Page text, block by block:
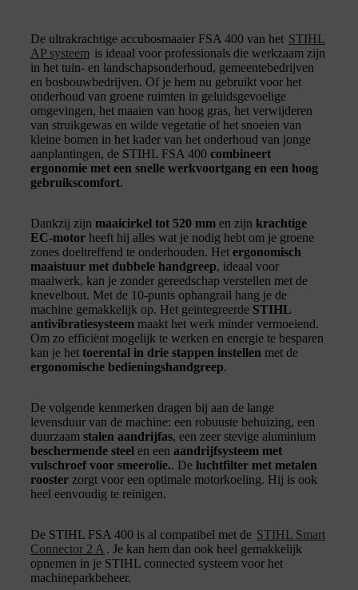
De ultrakrachtige accubosmaaier FSA 400 van het STIHL
AP systeem is ideaal voor professionals die werkzaam zijn
in het tuin- en landschapsonderhoud, gemeentebedrijven
en bosbouwbedrijven. Of je hem nu gebruikt voor het
onderhoud van groene ruimten in geluidsgevoelige
omgevingen, het maaien van hoog gras, het verwijderen
van struikgewas en wilde vegetatie of het snoeien van
kleine bomen in het kader van het onderhoud van jonge
aanplantingen, de STIHL FSA 400 combineert
ergonomie met een snelle werkvoortgang en een hoog
gebruikscomfort.
Dankzij zijn maaicirkel tot 520 mm en zijn krachtige
EC-motor heeft hij alles wat je nodig hebt om je groene
zones doeltreffend te onderhouden. Het ergonomisch
maaistuur met dubbele handgreep, ideaal voor
maaiwerk, kan je zonder gereedschap verstellen met de
knevelbout. Met de 10-punts ophangrail hang je de
machine gemakkelijk op. Het geïntegreerde STIHL
antivibratiesysteem maakt het werk minder vermoeiend.
Om zo efficiënt mogelijk te werken en energie te besparen
kan je het toerental in drie stappen instellen met de
ergonomische bedieningshandgreep.
De volgende kenmerken dragen bij aan de lange
levensduur van de machine: een robuuste behuizing, een
duurzaam stalen aandrijfas, een zeer stevige aluminium
beschermende steel en een aandrijfsysteem met
vulschroef voor smeerolie.. De luchtfilter met metalen
rooster zorgt voor een optimale motorkoeling. Hij is ook
heel eenvoudig te reinigen.
De STIHL FSA 400 is al compatibel met de STIHL Smart
Connector 2 A . Je kan hem dan ook heel gemakkelijk
opnemen in je STIHL connected systeem voor het
machineparkbeheer.